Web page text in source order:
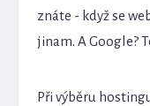
znáte - když se
jinam. A Google?
Při výběru